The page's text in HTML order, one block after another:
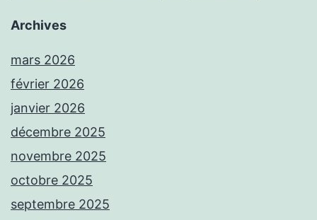
Archives
mars 2026
février 2026
janvier 2026
décembre 2025
novembre 2025
octobre 2025
septembre 2025